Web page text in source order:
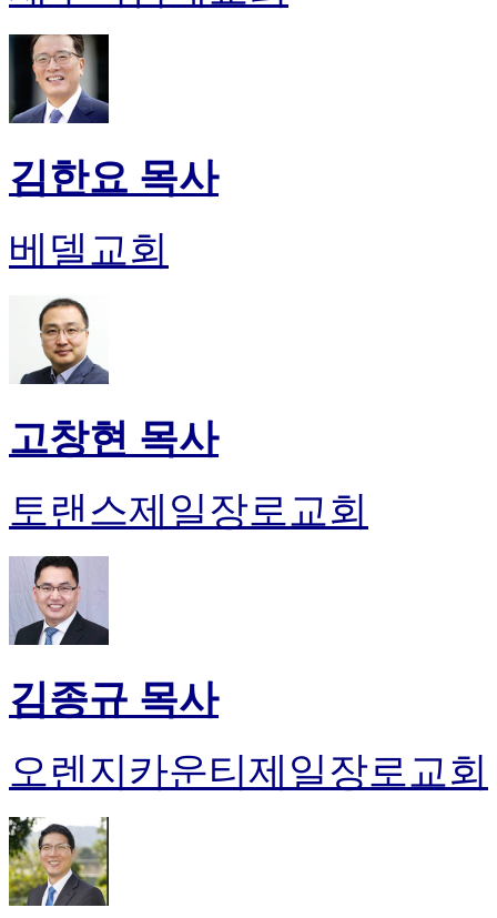
김한요 목사
베델교회
고창현 목사
토랜스제일장로교회
김종규 목사
오렌지카운티제일장로교회